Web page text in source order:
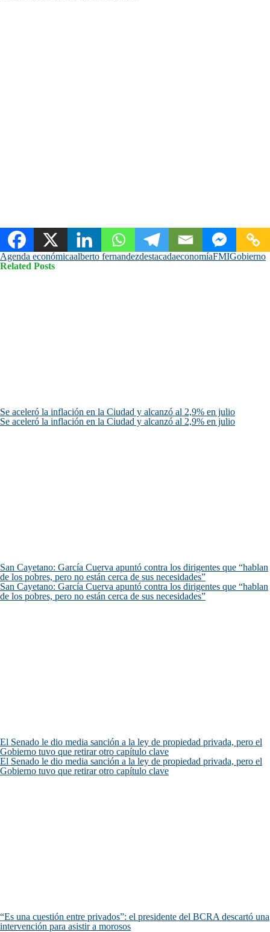
Agenda económicaalberto fernandezdestacadaeconomíaFMIGobierno
Related Posts
Se aceleró la inflación en la Ciudad y alcanzó al 2,9% en julio
Se aceleró la inflación en la Ciudad y alcanzó al 2,9% en julio
San Cayetano: García Cuerva apuntó contra los dirigentes que “hablan
de los pobres, pero no están cerca de sus necesidades”
San Cayetano: García Cuerva apuntó contra los dirigentes que “hablan
de los pobres, pero no están cerca de sus necesidades”
El Senado le dio media sanción a la ley de propiedad privada, pero el
Gobierno tuvo que retirar otro capítulo clave
El Senado le dio media sanción a la ley de propiedad privada, pero el
Gobierno tuvo que retirar otro capítulo clave
“Es una cuestión entre privados”: el presidente del BCRA descartó una
intervención para asistir a morosos